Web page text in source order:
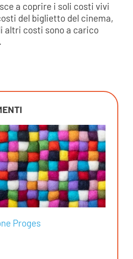
a coprire i soli costi vivi
del biglietto del cinema,
altri costi sono a carico
Proges